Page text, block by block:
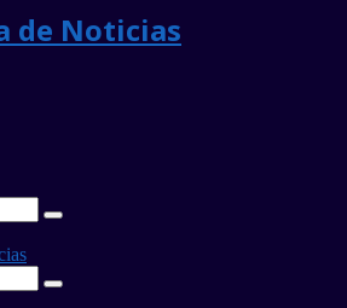
Search
Search